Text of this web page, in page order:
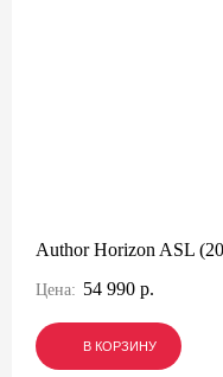
Author Horizon ASL
Цена: 54 990 р.
В КОРЗИНУ
В КОРЗИНУ
В КОРЗИНУ